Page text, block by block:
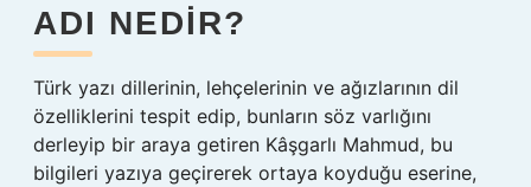
ADI NEDIR?
Türk yazı dillerinin, lehçelerinin ve ağızlarının dil
özelliklerini tespit edip, bunların söz varlığını
derleyip bir araya getiren Kâşgarlı Mahmud, bu
bilgileri yazıya geçirerek ortaya koyduğu eserine,